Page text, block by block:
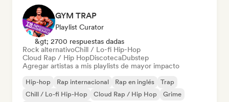
GYM TRAP
Playlist Curator
&gt; 2700 respuestas dadas
Rock alternativoChill / Lo-fi Hip-Hop
Cloud Rap / Hip HopDiscotecaDubstep
Agregar artistas a mis playlists de mayor impacto
Hip-hop Rap internacional Rap en inglés
Trap
Chill / Lo-fi Hip-Hop
Cloud Rap / Hip Hop
Grime